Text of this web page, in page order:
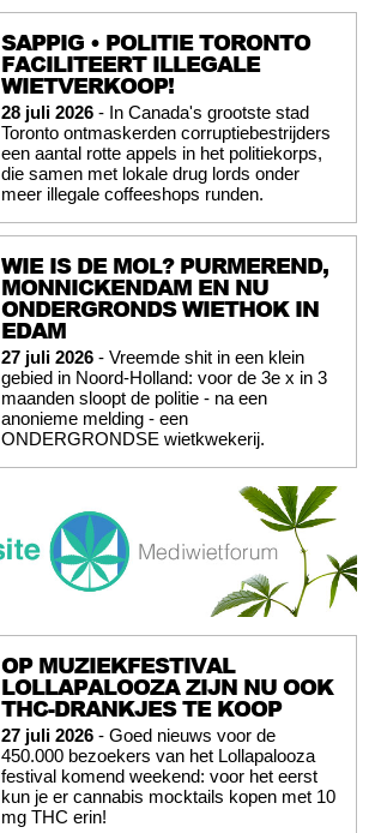
SAPPIG • POLITIE TORONTO
FACILITEERT ILLEGALE
WIETVERKOOP!
28 juli 2026 - In Canada's grootste stad
Toronto ontmaskerden corruptiebestrijders
een aantal rotte appels in het politiekorps,
die samen met lokale drug lords onder
meer illegale coffeeshops runden.
WIE IS DE MOL? PURMEREND,
MONNICKENDAM EN NU
ONDERGRONDS WIETHOK IN
EDAM
27 juli 2026 - Vreemde shit in een klein
gebied in Noord-Holland: voor de 3e x in 3
maanden sloopt de politie - na een
anonieme melding - een
ONDERGRONDSE wietkwekerij.
OP MUZIEKFESTIVAL
LOLLAPALOOZA ZIJN NU OOK
THC-DRANKJES TE KOOP
27 juli 2026 - Goed nieuws voor de
450.000 bezoekers van het Lollapalooza
festival komend weekend: voor het eerst
kun je er cannabis mocktails kopen met 10
mg THC erin!